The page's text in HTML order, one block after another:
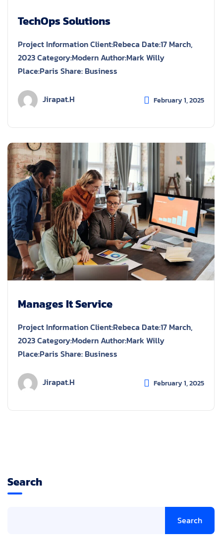
TechOps Solutions
Project Information Client:Rebeca Date:17 March,
2023 Category:Modern Author:Mark Willy
Place:Paris Share: Business
Jirapat.h February 1, 2025
Manages It Service
Project Information Client:Rebeca Date:17 March,
2023 Category:Modern Author:Mark Willy
Place:Paris Share: Business
Jirapat.h February 1, 2025
Search
Search